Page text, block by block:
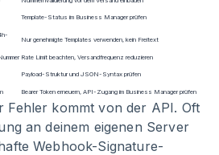
Template-Status im Business Manager prüfen
Nur genehmigte Templates verwenden, kein Freitext
Rate Limit beachten, Versandfrequenz reduzieren
Payload-Struktur und JSON-Syntax prüfen
Bearer Token erneuern, API-Zugang im Business Manager prüfen
Fehler kommt von der API. Oft
an deinem eigenen Server
Webhook-Signature-